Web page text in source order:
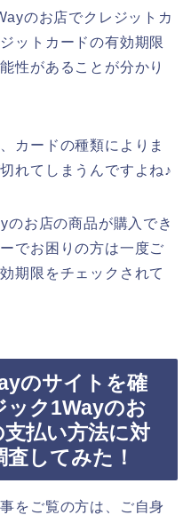
のお店でクレジットカ
ットカードの有効期限
性があることが分かり
カードの種類によりま
れてしまうんですよね♪
のお店の商品が購入でき
でお困りの方は一度ご
期限をチェックされて
のサイトを確
ック1Wayのお
払い方法に対
してみた！
をご覧の方は、ご自身